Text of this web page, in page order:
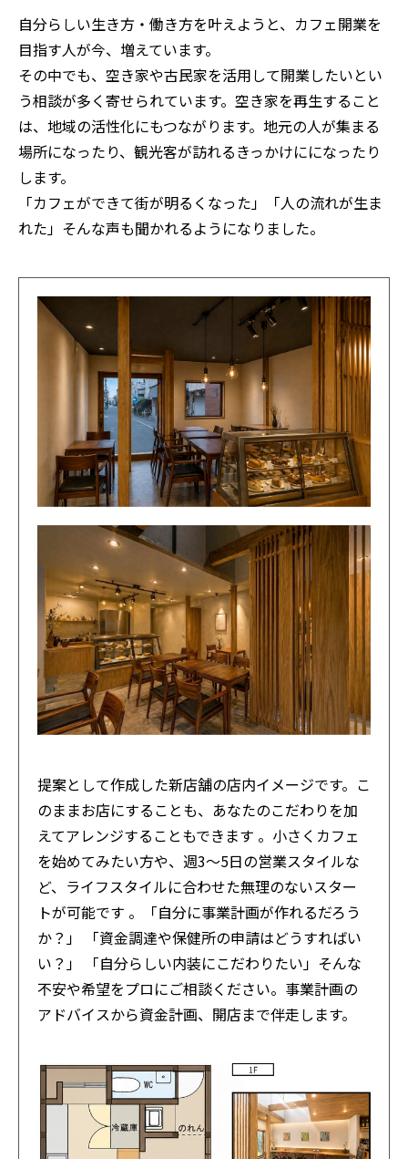
自分らしい生き方・働き方を叶えようと、カフェ開業を
目指す人が今、増えています。
その中でも、空き家や古民家を活用して開業したいとい
う相談が多く寄せられています。空き家を再生すること
は、地域の活性化にもつながります。地元の人が集まる
場所になったり、観光客が訪れるきっかけにになったり
します。
「カフェができて街が明るくなった」「人の流れが生ま
れた」そんな声も聞かれるようになりました。
提案として作成した新店舗の店内イメージです。こ
のままお店にすることも、あなたのこだわりを加
えてアレンジすることもできます 。小さくカフェ
を始めてみたい方や、週3〜5日の営業スタイルな
ど、ライフスタイルに合わせた無理のないスター
トが可能です 。「自分に事業計画が作れるだろう
か？」 「資金調達や保健所の申請はどうすればい
い？」 「自分らしい内装にこだわりたい」そんな
不安や希望をプロにご相談ください。事業計画の
アドバイスから資金計画、開店まで伴走します。